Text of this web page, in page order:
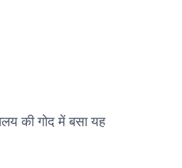
की गोद में बसा यह